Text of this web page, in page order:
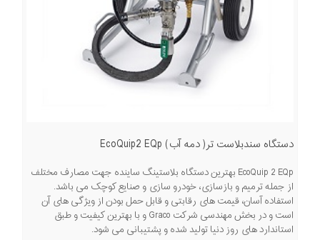
دستگاه سندبلاست تر( دمه آب) EcoQuip2 EQp
EcoQuip 2 EQp بهترین دستگاه بلاستینگ ساینده جهت مصارف مختلف
از جمله ترمیم و بازسازی، خودرو سازی و صنایع کوچک می باشد.
استفاده آسان، قیمت های رقابتی و قابل حمل بودن از ویژگی های آن
است و در بخش مهندسی شرکت Graco و با بهترین کیفیت و طبق
استاندارد های روز دنیا تولید شده و پشتیبانی می شود.